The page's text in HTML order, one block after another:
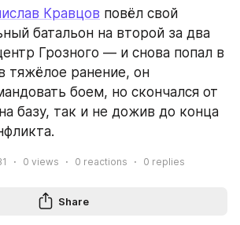
Кравцов повёл свой
батальон на второй за два
Грозного — и снова попал в
тяжёлое ранение, он
боем, но скончался от
базу, так и не дожив до конца
0 views 0 reactions 0 replies
Share